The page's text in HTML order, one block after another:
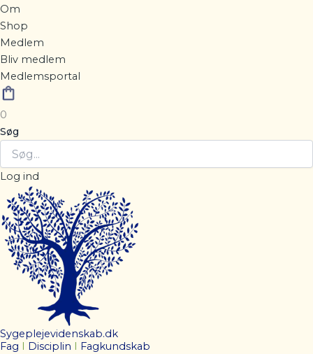
Om
Shop
Medlem
Bliv medlem
Medlemsportal
0
Søg
Log ind
Sygeplejevidenskab.dk
Fag
Disciplin
Fagkundskab